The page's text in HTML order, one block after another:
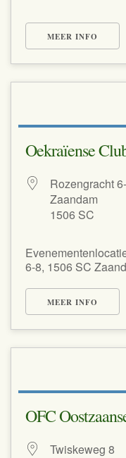
MEER INFO
Oekraïense
Rozengracht
Zaandam
1506 SC
6-8, 1506 SC
MEER INFO
OFC
Twiskeweg 8